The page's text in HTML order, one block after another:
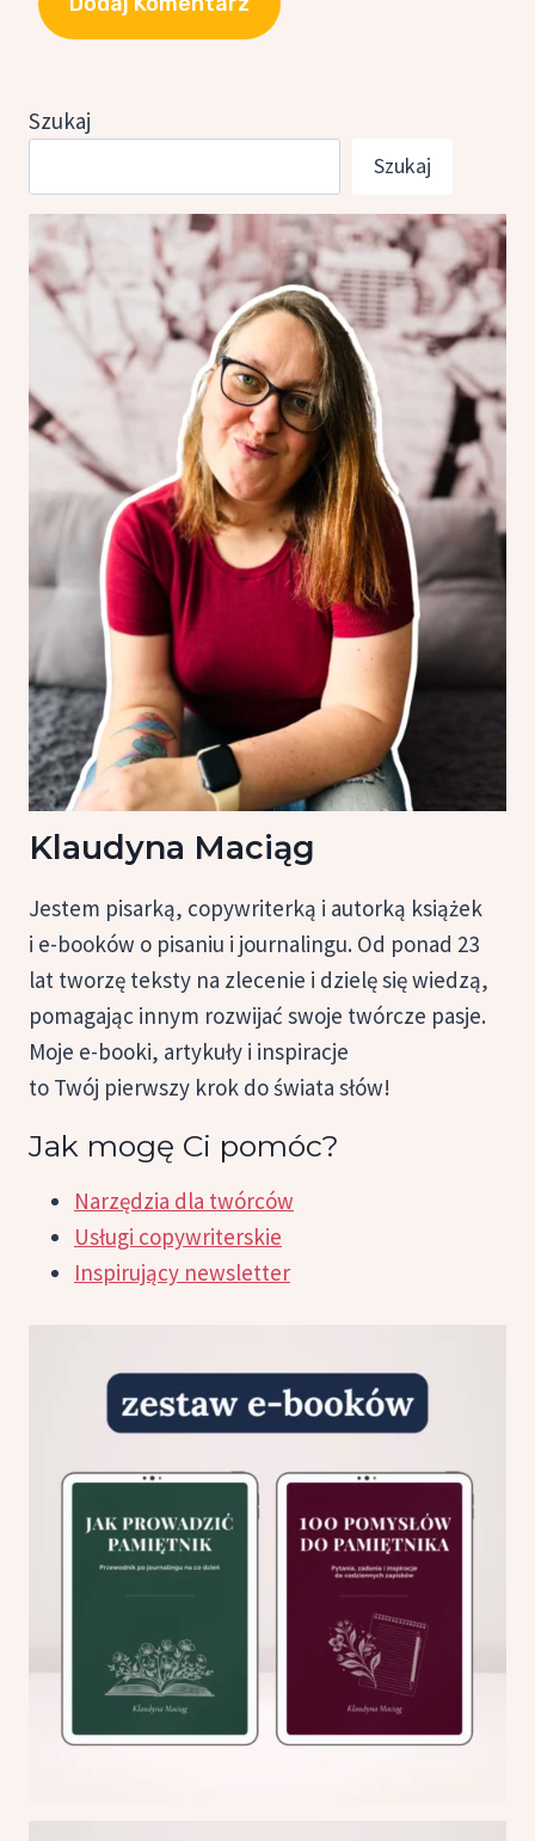
Szukaj
Szukaj
Klaudyna Maciąg
Jestem pisarką, copywriterką i autorką książek
i e-booków o pisaniu i journalingu. Od ponad 23
lat tworzę teksty na zlecenie i dzielę się wiedzą,
pomagając innym rozwijać swoje twórcze pasje.
Moje e-booki, artykuły i inspiracje
to Twój pierwszy krok do świata słów!
Jak mogę Ci pomóc?
Narzędzia dla twórców
Usługi copywriterskie
Inspirujący newsletter